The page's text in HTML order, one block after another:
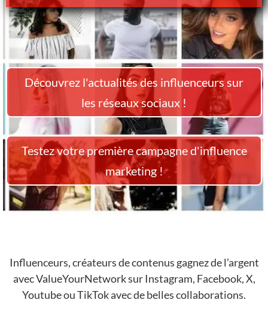
Découvrez l'actualités des influenceurs sur
les réseaux sociaux !
Testez votre première campagne d'influence
marketing !
Influenceurs, créateurs de contenus gagnez de l’argent
avec ValueYourNetwork sur Instagram, Facebook, X,
Youtube ou TikTok avec de belles collaborations.